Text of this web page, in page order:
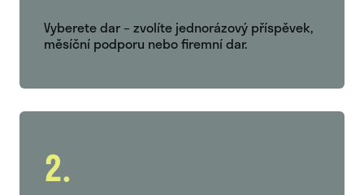
Vyberete dar – zvolíte jednorázový příspěvek,
měsíční podporu nebo firemní dar.
2.